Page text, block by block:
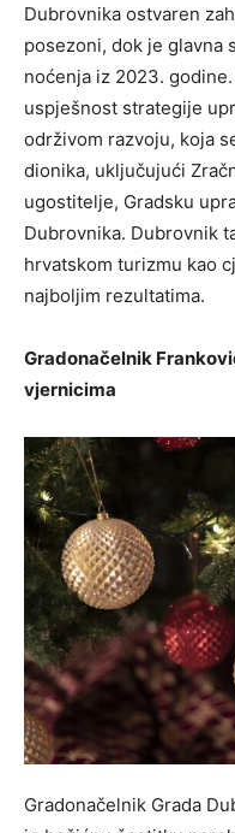
Dubrovnika ostvaren
posezoni, dok je glavna
noćenja iz 2023.
uspješnost strategije
održivom razvoju, koja
dionika, uključujući
ugostitelje, Gradsku
Dubrovnika. Dubrovnik
hrvatskom turizmu kao
najboljim rezultatima.
Gradonačelnik
vjernicima
Gradonačelnik Grada